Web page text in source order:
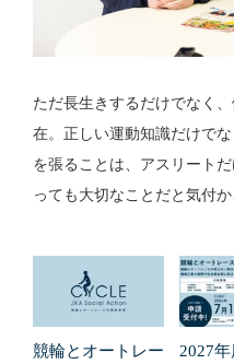
ただ長生きするだけでなく
在。正しい運動知識だけで
を張ることは、アスリート
っても大切なことだと気付か
競輪とオートレー
2027